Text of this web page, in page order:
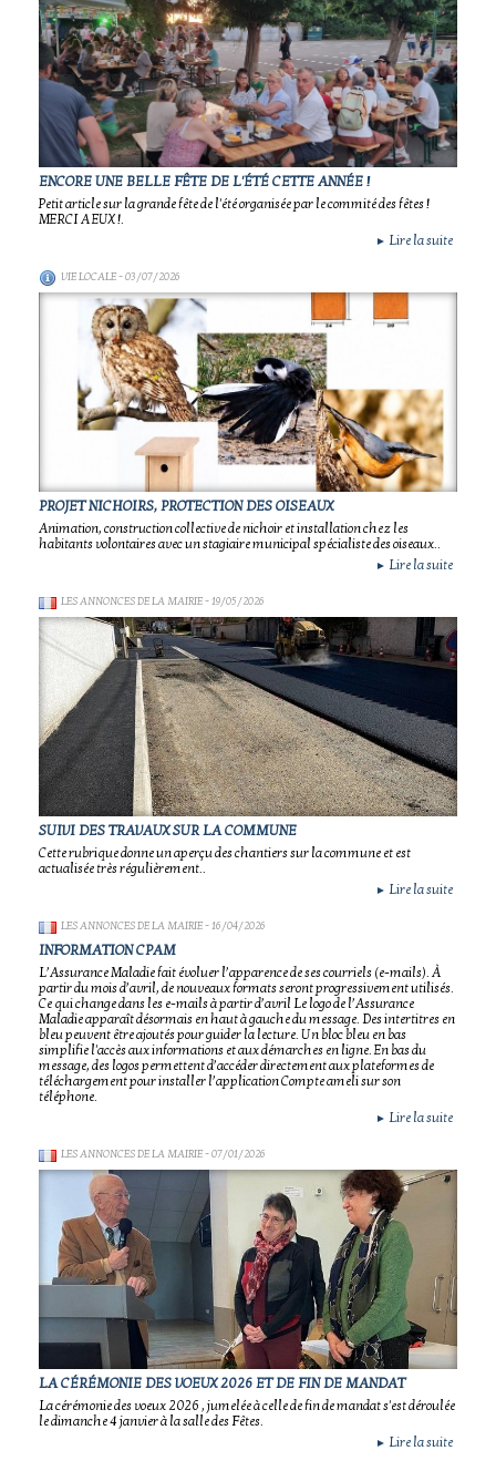
ENCORE UNE BELLE FÊTE DE L'ÉTÉ CETTE ANNÉE !
Petit article sur la grande fête de l'été organisée par le commité des fêtes !
MERCI A EUX !.
► Lire la suite
VIE LOCALE- 03/07/2026
PROJET NICHOIRS, PROTECTION DES OISEAUX
Animation, construction collective de nichoir et installation chez les
habitants volontaires avec un stagiaire municipal spécialiste des oiseaux..
► Lire la suite
LES ANNONCES DE LA MAIRIE- 19/05/2026
SUIVI DES TRAVAUX SUR LA COMMUNE
Cette rubrique donne un aperçu des chantiers sur la commune et est
actualisée très régulièrement..
► Lire la suite
LES ANNONCES DE LA MAIRIE- 16/04/2026
INFORMATION CPAM
L’Assurance Maladie fait évoluer l’apparence de ses courriels (e-mails). À
partir du mois d’avril, de nouveaux formats seront progressivement utilisés.
Ce qui change dans les e-mails à partir d’avril Le logo de l’Assurance
Maladie apparaît désormais en haut à gauche du message. Des intertitres en
bleu peuvent être ajoutés pour guider la lecture. Un bloc bleu en bas
simplifie l'accès aux informations et aux démarches en ligne. En bas du
message, des logos permettent d’accéder directement aux plateformes de
téléchargement pour installer l’application Compte ameli sur son
téléphone.
► Lire la suite
LES ANNONCES DE LA MAIRIE- 07/01/2026
LA CÉRÉMONIE DES VOEUX 2026 ET DE FIN DE MANDAT
La cérémonie des voeux 2026 , jumelée à celle de fin de mandat s'est déroulée
le dimanche 4 janvier à la salle des Fêtes.
► Lire la suite